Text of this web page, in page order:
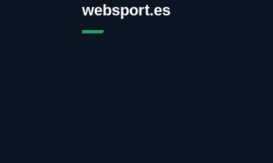
websport.es